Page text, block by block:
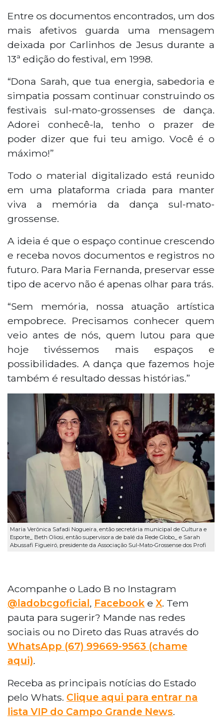
Entre os documentos encontrados, um dos
mais afetivos guarda uma mensagem
deixada por Carlinhos de Jesus durante a
13ª edição do festival, em 1998.
“Dona Sarah, que tua energia, sabedoria e
simpatia possam continuar construindo os
festivais sul-mato-grossenses de dança.
Adorei conhecê-la, tenho o prazer de
poder dizer que fui teu amigo. Você é o
máximo!”
Todo o material digitalizado está reunido
em uma plataforma criada para manter
viva a memória da dança sul-mato-
grossense.
A ideia é que o espaço continue crescendo
e receba novos documentos e registros no
futuro. Para Maria Fernanda, preservar esse
tipo de acervo não é apenas olhar para trás.
“Sem memória, nossa atuação artística
empobrece. Precisamos conhecer quem
veio antes de nós, quem lutou para que
hoje tivéssemos mais espaços e
possibilidades. A dança que fazemos hoje
também é resultado dessas histórias.”
Maria Verônica Safadi Nogueira, então secretária municipal de Cultura e
Esporte_ Beth Oliosi, então supervisora de balé da Rede Globo_ e Sarah
Abussafi Figueiró, presidente da Associação Sul-Mato-Grossense dos Profi
Acompanhe o Lado B no Instagram
@ladobcgoficial, Facebook e X. Tem
pauta para sugerir? Mande nas redes
sociais ou no Direto das Ruas através do
WhatsApp (67) 99669-9563 (chame
aqui).
Receba as principais notícias do Estado
pelo Whats. Clique aqui para entrar na
lista VIP do Campo Grande News.